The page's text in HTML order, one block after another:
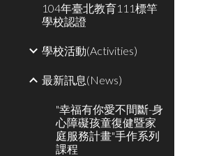
104年臺北教育111標竿
學校認證
學校活動(Activities)
最新訊息(News)
"幸福有你愛不間斷-身
心障礙孩童復健暨家
庭服務計畫"手作系列
課程